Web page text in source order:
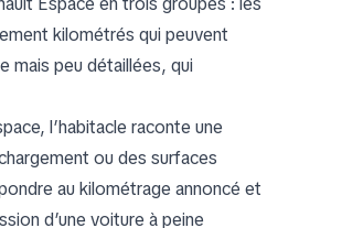
kilométrés qui peuvent
mais peu détaillées, qui
l’habitacle raconte une
ou des surfaces
au kilométrage annoncé et
d’une voiture à peine